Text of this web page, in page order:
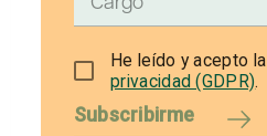
He leído y acepto la
privacidad (GDPR).
Subscribirme